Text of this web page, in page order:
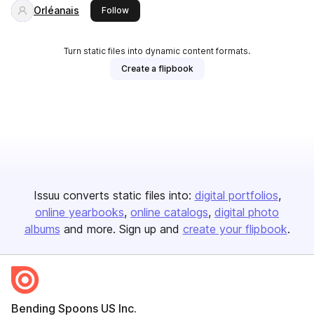
Orléanais Followthis publisher
Turn static files into dynamic content formats.
Create a flipbook
Issuu converts static files into: digital portfolios
online yearbooks online catalogs digital photo
albums and more. Sign up and create your flipbook.
Bending Spoons US Inc.